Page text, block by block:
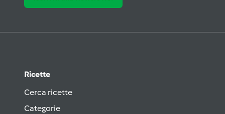
Ricette
Cerca ricette
Categorie